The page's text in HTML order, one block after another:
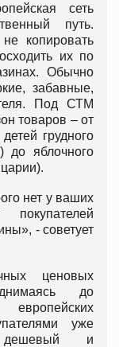
сеть
путь.
копировать
их по
Обычно
забавные,
Под СТМ
товаров – от
грудного
до яблочного
нет у ваших
- советует
ценовых
до
уже
и